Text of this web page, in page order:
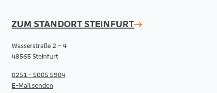
ZUM STANDORTSTEINFURT
Wasserstraße 2 – 4
48565 Steinfurt
0251 - 5005 5904
E-Mail senden